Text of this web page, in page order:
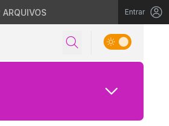
ARQUIVOS Entrar